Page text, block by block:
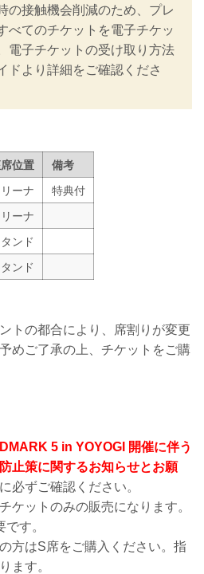
直し、更新いたしましたのでお知ら
たします。
なおこれらの内容は、今後の政府や各
治体等の発表や要請に基づき、大会の
・運用方法や座席に関して変更が発
の接触機会削減のため、プレ
べてのチケットを電子チケッ
電子チケットの受け取り方法
ドより詳細をご確認くださ
位置
備考
ーナ
特典付
ーナ
ンド
ンド
トの都合により、席割りが変更
めご了承の上、チケットをご購
5 in YOYOGI 開催に伴う
止策に関するお知らせとお願
必ずご確認ください。
ケットのみの販売になります。
す。
方はS席をご購入ください。指
ます。